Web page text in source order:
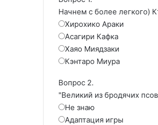
Начнем с более легкого)
Хирохико Араки
Асагири Кафка
Хаяо Миядзаки
Кэнтаро Миура
Вопрос 2.
"Великий из бродячих
Не знаю
Адаптация игры